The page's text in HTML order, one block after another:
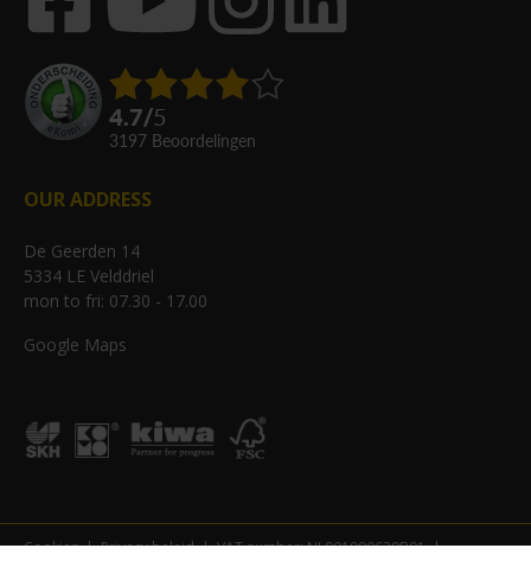
4.7/5
3197 beoordelingen
OUR ADDRESS
De Geerden 14
5334 LE Velddriel
mon to fri: 07.30 - 17.00
Google Maps
Cookies Privacy beleid VAT number: NL001990639B01